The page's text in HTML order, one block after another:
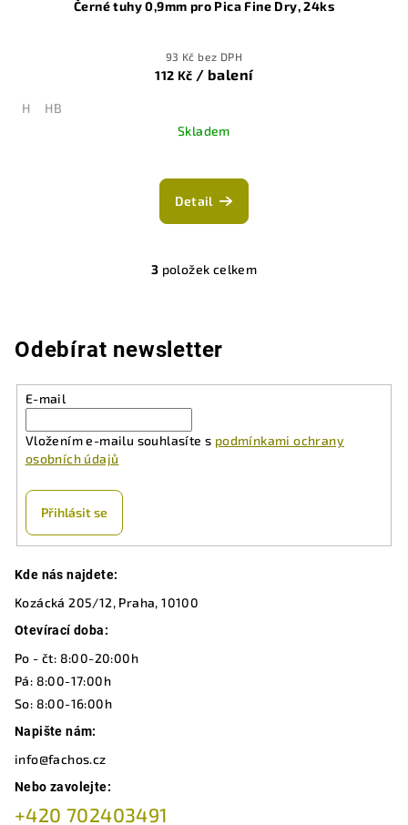
Černé tuhy 0,9mm pro Pica Fine Dry, 24ks
93 Kč bez DPH
112 Kč / balení
H
HB
Skladem
Detail
O
á
d
a
p
v
3 položek celkem
Odebírat newsletter
E-mail
Vložením e-mailu souhlasíte s podmínkami ochrany
osobních údajů
Přihlásit se
Kde nás najdete:
Kozácká 205/12, Praha, 10100
Otevírací doba:
Po - čt: 8:00-20:00h
Pá: 8:00-17:00h
So: 8:00-16:00h
Napište nám:
info@fachos.cz
Nebo zavolejte:
+420 702403491